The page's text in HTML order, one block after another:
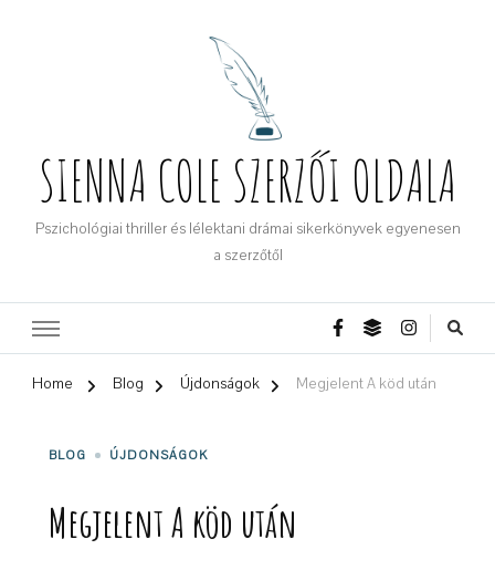
SIENNA COLE SZERZŐI OLDALA
Pszichológiai thriller és lélektani drámai sikerkönyvek egyenesen
a szerzőtől
Home Blog Újdonságok Megjelent A köd után
BLOG ÚJDONSÁGOK
Megjelent A köd után